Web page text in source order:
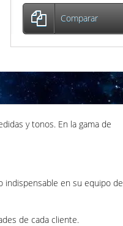
Comparar
y tonos. En la gama de
indispensable en su equipo de
de cada cliente.